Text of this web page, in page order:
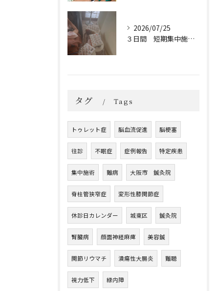
2026/07/25
３日間 短期集中施術 宿泊
タグ Tags
トゥレット症 脳血流促進 脳梗塞
往診 不眠症 症例報告 特定疾患
集中施術 難病 大阪市 鍼灸院
脊柱管狭窄症 変形性膝関節症
休診日カレンダー 城東区 鍼灸院
腎臓病 顔面神経麻痺 美容鍼
関節リウマチ 潰瘍性大腸炎 難聴
視力低下 緑内障